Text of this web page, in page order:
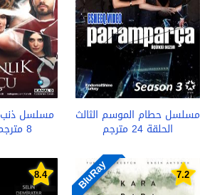
مسلسل حطام الموسم الثالث
الحلقة 24 مترجم
مسلسل ذنب
8 مترجم - الاخيرة
7.2
BluRay
8.4